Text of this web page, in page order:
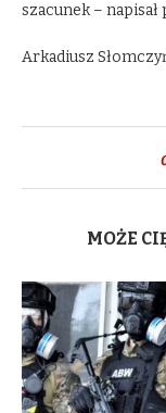
szacunek – napisał
Arkadiusz
MOŻE